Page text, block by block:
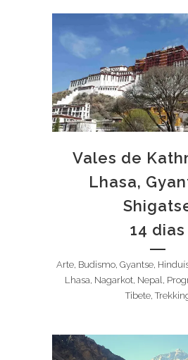
Vales de
Lhasa,
14 dias
Arte, Budismo, Gyantse,
Lhasa, Nagarkot, Nepal,
Tibete,